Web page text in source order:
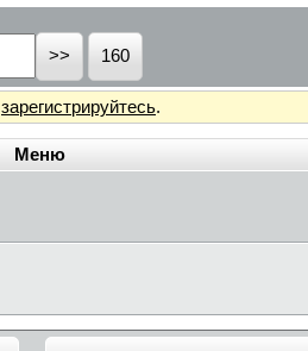
160
зарегистрируйтесь.
Меню